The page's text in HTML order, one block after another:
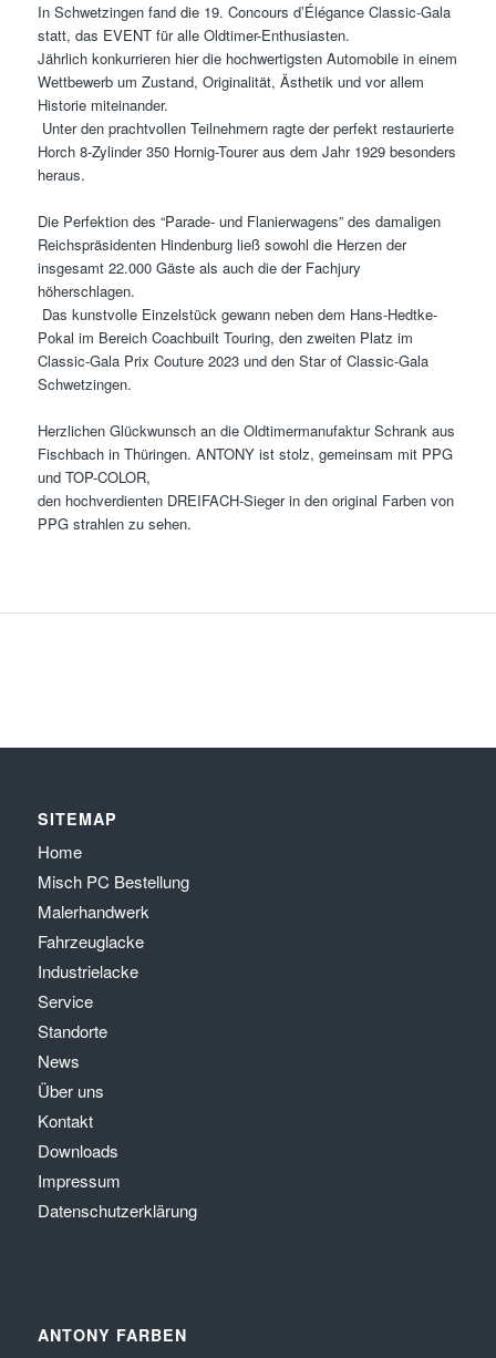
In Schwetzingen fand die 19. Concours d’Élégance Classic-Gala
statt, das EVENT für alle Oldtimer-Enthusiasten.
Jährlich konkurrieren hier die hochwertigsten Automobile in einem
Wettbewerb um Zustand, Originalität, Ästhetik und vor allem
Historie miteinander.
Unter den prachtvollen Teilnehmern ragte der perfekt restaurierte
Horch 8-Zylinder 350 Hornig-Tourer aus dem Jahr 1929 besonders
heraus.
Die Perfektion des “Parade- und Flanierwagens” des damaligen
Reichspräsidenten Hindenburg ließ sowohl die Herzen der
insgesamt 22.000 Gäste als auch die der Fachjury
höherschlagen.
Das kunstvolle Einzelstück gewann neben dem Hans-Hedtke-
Pokal im Bereich Coachbuilt Touring, den zweiten Platz im
Classic-Gala Prix Couture 2023 und den Star of Classic-Gala
Schwetzingen.
Herzlichen Glückwunsch an die Oldtimermanufaktur Schrank aus
Fischbach in Thüringen. ANTONY ist stolz, gemeinsam mit PPG
und TOP-COLOR,
den hochverdienten DREIFACH-Sieger in den original Farben von
PPG strahlen zu sehen.
SITEMAP
Home
Misch PC Bestellung
Malerhandwerk
Fahrzeuglacke
Industrielacke
Service
Standorte
News
Über uns
Kontakt
Downloads
Impressum
Datenschutzerklärung
ANTONY FARBEN